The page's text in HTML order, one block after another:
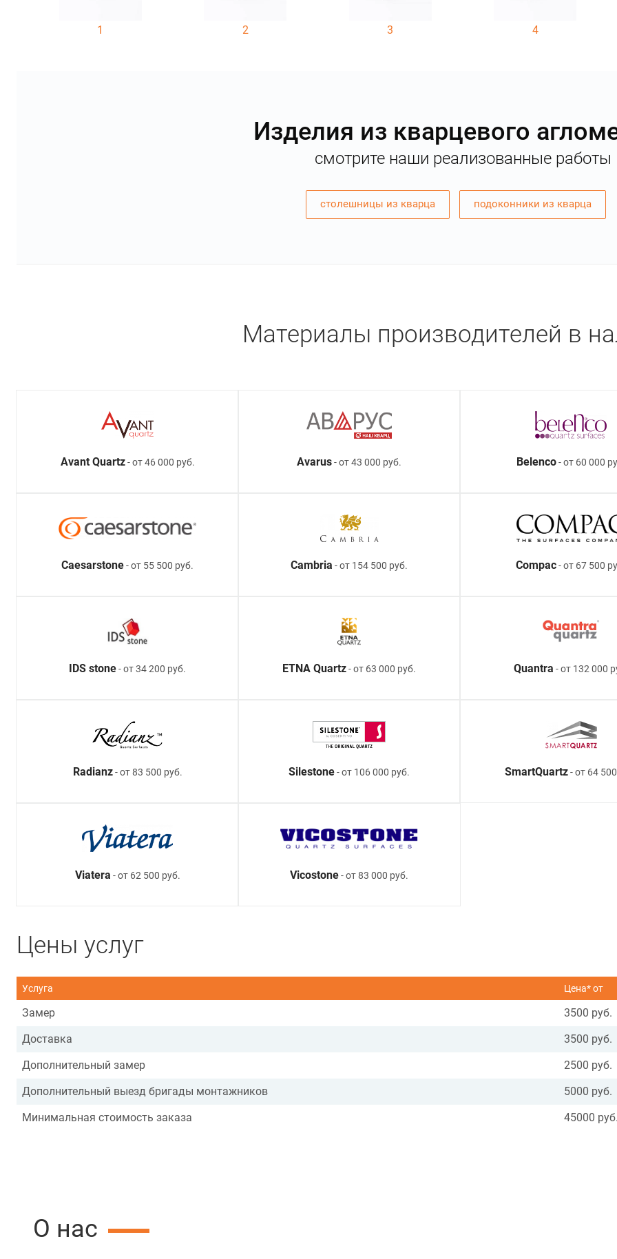
1 2 3 4
Изделия из кварцевого
смотрите наши реализованные работы
столешницы из кварца подоконники из кварца
Материалы производителей в
Avant Quartz- от 46 000 руб. Avarus- от 43 000 руб. Belenco- от 60 000
Caesarstone- от 55 500 руб. Cambria - от 154 500 руб. Compac- от 67 500
IDS stone- от 34 200 руб. ETNA Quartz- от 63 000 руб. Quantra - от 132 000
Radianz- от 83 500 руб. Silestone- от 106 000 руб. SmartQuartz- от 64
Viatera - от 62 500 руб. Vicostone- от 83 000 руб.
Цены услуг
Услуга Цена* от
Замер 3500 руб.
Доставка
3500 руб.
Дополнительный замер
2500 руб.
Дополнительный выезд бригады монтажников
5000 руб.
Минимальная стоимость заказа
45000 руб.
О нас